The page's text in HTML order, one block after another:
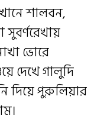
শালবন,
ভোরে
দেখে গালুদি
দিয়ে পুরুলিয়ার